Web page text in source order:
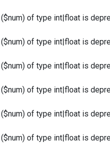
of type int|float is
of type int|float is
of type int|float is
of type int|float is
of type int|float is
of type int|float is